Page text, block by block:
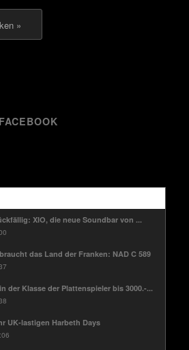
»
XIO, die neue Soundbar von ...
das Land der Franken: NAD C 589
der Klasse der Plattenspieler bis 3000.-...
UK-lastigen Harbeth Days